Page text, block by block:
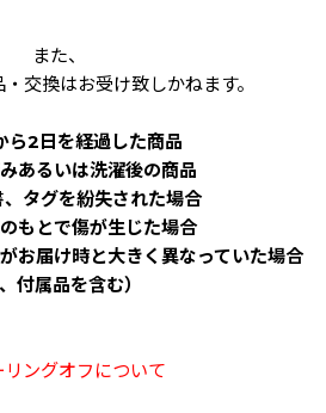
また、
交換はお受け致しかねます。
ら2日を経過した商品
あるいは洗濯後の商品
タグを紛失された場合
もとで傷が生じた場合
お届け時と大きく異なっていた場合
付属品を含む）
リングオフについて